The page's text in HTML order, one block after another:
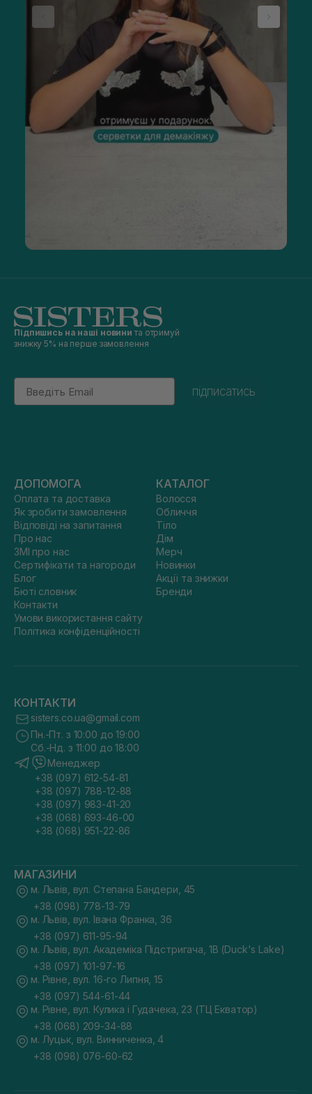
Підпишись на наші новини та отримуй
знижку 5% на перше замовлення
Email
підписатись
ДОПОМОГА
Оплата та доставка
Як зробити замовлення
Відповіді на запитання
Про нас
ЗМІ про нас
Сертифікати та нагороди
Блог
Бюті словник
Контакти
Умови використання сайту
Політика конфіденційності
КАТАЛОГ
Волосся
Обличчя
Тіло
Дім
Мерч
Новинки
Акції та знижки
Бренди
КОНТАКТИ
sisters.co.ua@gmail.com
Пн.-Пт. з 10:00 до 19:00
Сб.-Нд. з 11:00 до 18:00
Менеджер
+38 (097) 612-54-81
+38 (097) 788-12-88
+38 (097) 983-41-20
+38 (068) 693-46-00
+38 (068) 951-22-86
МАГАЗИНИ
м. Львів, вул. Степана Бандери, 45
+38 (098) 778-13-79
м. Львів, вул. Івана Франка, 36
+38 (097) 611-95-94
м. Львів, вул. Академіка Підстригача, 1В (Duck's Lake)
+38 (097) 101-97-16
м. Рівне, вул. 16-го Липня, 15
+38 (097) 544-61-44
м. Рівне, вул. Кулика і Гудачека, 23 (ТЦ Екватор)
+38 (068) 209-34-88
м. Луцьк, вул. Винниченка, 4
+38 (098) 076-60-62